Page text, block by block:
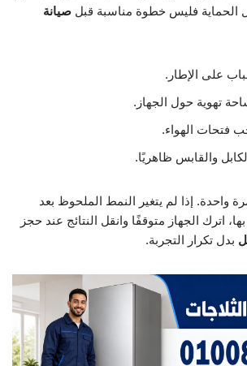
الحماية فليس خطوة مناسبة قبل صيانة
على الإطار.
تهوية حول الجهاز.
فتحات الهواء.
والقابس ظاهريًا.
واحدة. إذا لم يتغير النمط الملحوظ بعد
اترك الجهاز متوقفًا وانقل النتائج عند حجز
بدل تكرار التجربة.